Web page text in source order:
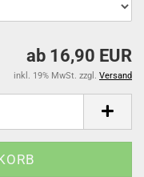
ab 16,90 EUR
inkl. 19% MwSt. zzgl. Versand